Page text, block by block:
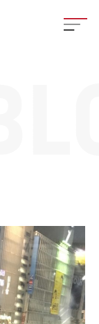
座談
イン
フェ